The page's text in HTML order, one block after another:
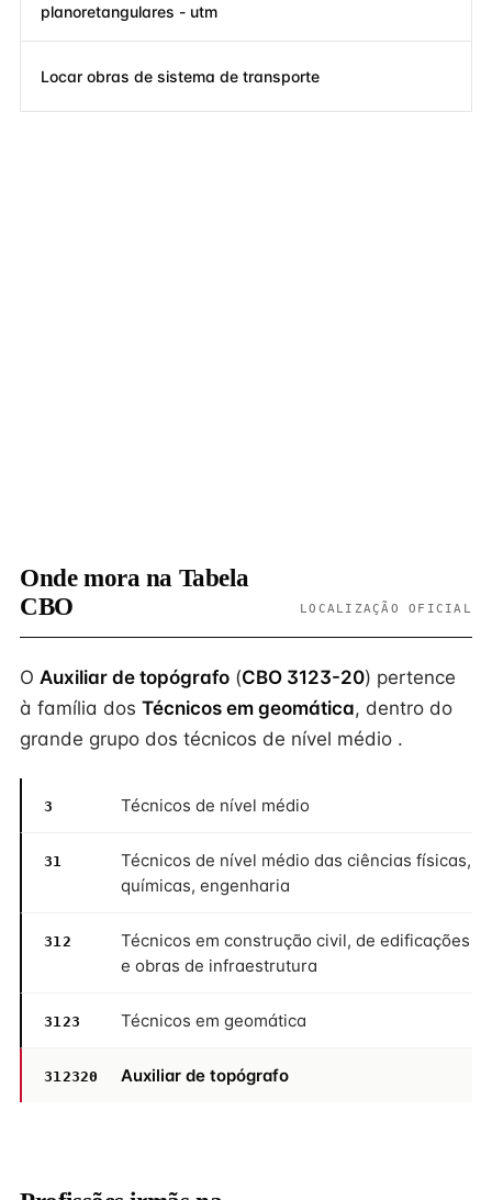
planoretangulares - utm
Locar obras de sistema de transporte
Onde mora na Tabela
CBO
LOCALIZAÇÃO OFICIAL
O Auxiliar de topógrafo (CBO 3123-20) pertence
à família dos Técnicos em geomática, dentro do
grande grupo dos técnicos de nível médio .
3 Técnicos de nível médio
31
Técnicos de nível médio das ciências físicas,
químicas, engenharia
312
Técnicos em construção civil, de edificações
e obras de infraestrutura
3123 Técnicos em geomática
312320 Auxiliar de topógrafo